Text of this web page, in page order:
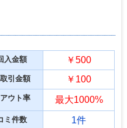
入金額 ￥500
引金額 ￥100
ウト率 最大1000%
ミ件数 1件